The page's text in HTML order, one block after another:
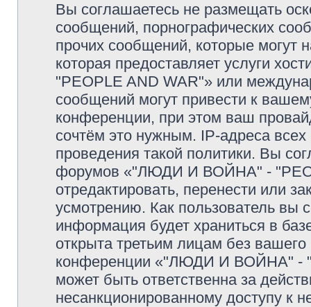
Вы соглашаетесь не размещать
сообщений, порнографических
прочих сообщений, которые могут
которая предоставляет услуги
"PEOPLE AND WAR"» или
сообщений могут привести к
конференции, при этом ваш
сочтём это нужным. IP-адреса
проведения такой политики. Вы
форумов «"ЛЮДИ И ВОЙНА" -
отредактировать, перенести или
усмотрению. Как пользователь вы
информация будет храниться в
открыта третьим лицам без
конференции «"ЛЮДИ И ВОЙНА" -
может быть ответственна за
несанкционированному доступу к